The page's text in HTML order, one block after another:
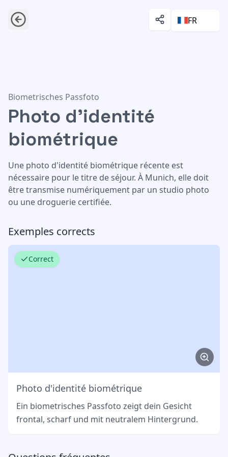
FR
Photo d'identité biométrique
Biometrisches Passfoto
Photo d'identité
biométrique
Une photo d'identité biométrique récente est
nécessaire pour le titre de séjour. À Munich, elle doit
être transmise numériquement par un studio photo
ou une droguerie certifiée.
Exemples corrects
Correct
Photo d'identité biométrique
Ein biometrisches Passfoto zeigt dein Gesicht
frontal, scharf und mit neutralem Hintergrund.